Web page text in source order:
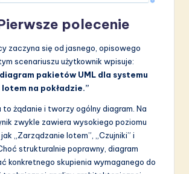
polecenie
zaczyna się od jasnego, opisowego
scenariuszu użytkownik wpisuje:
pakietów UML dla systemu
na pokładzie.”
żądanie i tworzy ogólny diagram. Na
zwykle zawiera wysokiego poziomu
„Zarządzanie lotem”, „Czujniki” i
strukturalnie poprawny, diagram
konkretnego skupienia wymaganego do